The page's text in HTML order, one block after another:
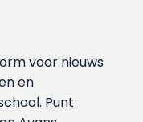
voor nieuws
en
Punt